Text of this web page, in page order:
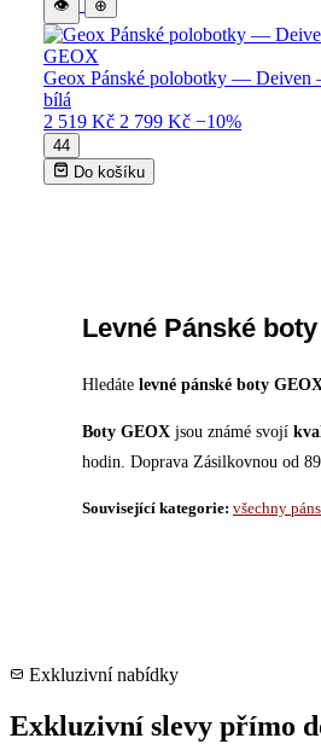
👁
⊕
GEOX
Geox Pánské polobotky —
bílá
2 519 Kč 2 799 Kč −10%
44
Do košíku
Levné Pánské
Hledáte levné pánské boty
Boty GEOX jsou známé svojí
hodin. Doprava Zásilkovnou od
Související kategorie: všechny
Exkluzivní nabídky
Exkluzivní slevy přímo